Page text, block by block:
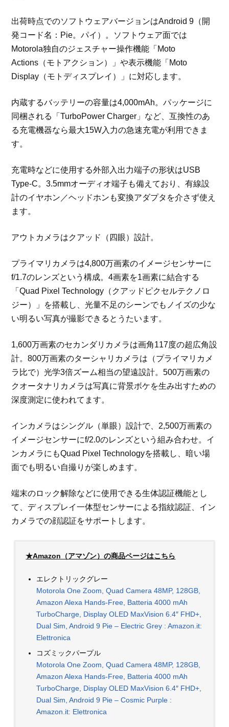
出荷時点でのソフトウェアバージョンはAndroid 9（開
発コード名：Pie。パイ）。ソフトウェア面では
Motorola独自のジェスチャー操作機能「Moto
Actions（モトアクション）」や表示機能「Moto
Display（モトディスプレイ）」に対応します。
内蔵するバッテリーの容量は4,000mAh。パッケージに
同梱される「TurboPower Charger」など、互換性のあ
る充電機器なら最大15W入力の急速充電が利用できま
す。
充電時などに使用する外部入出力端子の形状はUSB
Type-C。3.5mmオーディオ端子も備えており、有線設
計のイヤホン／ヘッドホンも変換アダプタを介さず使え
ます。
アウトカメラはクアッド（四眼）設計。
プライマリカメラは4,800万画素のイメージセンサーに
f/1.7のレンズという構成。4画素を1画素に結合する
「Quad Pixel Technology（クアッドピクセルテクノロ
ジー）」を搭載し、光量不足のシーンでもノイズの少な
い明るい写真が撮影できるとうたいます。
1,600万画素のセカンダリカメラは画角117度の超広角設
計。800万画素のターシャリカメラは（プライマリカメ
ラ比で）光学3倍ズーム相当の望遠設計。500万画素の
クオータナリカメラは写真に背景ボケを生み出すための
深度測定に使われてます。
インカメラはシングル（単眼）設計で、2,500万画素の
イメージセンサーにf/2.0のレンズという組み合わせ。イ
ンカメラにもQuad Pixel Technologyを搭載し、暗い場
面でも明るい自撮りが楽しめます。
端末のロック解除などに使用できる生体認証機能とし
て、ディスプレイ一体型センサーによる指紋認証、イン
カメラでの顔認証をサポートします。
★Amazon（アマゾン）の商品ページはこちら
エレクトリックグレー
Motorola One Zoom, Quad Camera 48MP, 128GB,
Amazon Alexa Hands-Free, Batteria 4000 mAh
TurboCharge, Display OLED MaxVision 6.4″ FHD+,
Dual Sim, Android 9 Pie – Electric Grey : Amazon.it:
Elettronica
コズミックパープル
Motorola One Zoom, Quad Camera 48MP, 128GB,
Amazon Alexa Hands-Free, Batteria 4000 mAh
TurboCharge, Display OLED MaxVision 6.4″ FHD+,
Dual Sim, Android 9 Pie – Cosmic Purple :
Amazon.it: Elettronica